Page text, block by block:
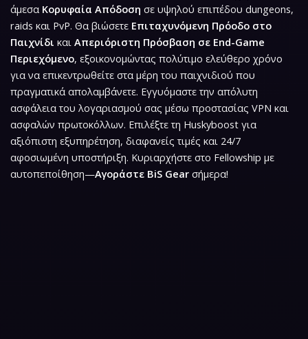
άμεσα Κορυφαία Απόδοση σε υψηλού επιπέδου dungeons,
raids και PvP. Θα βιώσετε Επιταχυνόμενη Πρόοδο στο
Παιχνίδι και Απεριόριστη Πρόσβαση σε End-Game
Περιεχόμενο, εξοικονομώντας πολύτιμο ελεύθερο χρόνο
για να επικεντρωθείτε στα μέρη του παιχνιδιού που
πραγματικά απολαμβάνετε. Εγγυόμαστε την απόλυτη
ασφάλεια του λογαριασμού σας μέσω προστασίας VPN και
ασφαλών πρωτοκόλλων. Επιλέξτε τη Huskyboost για
αξιόπιστη εξυπηρέτηση, διαφανείς τιμές και 24/7
αφοσιωμένη υποστήριξη. Κυριαρχήστε στο Fellowship με
αυτοπεποίθηση—Αγοράστε BiS Gear σήμερα!